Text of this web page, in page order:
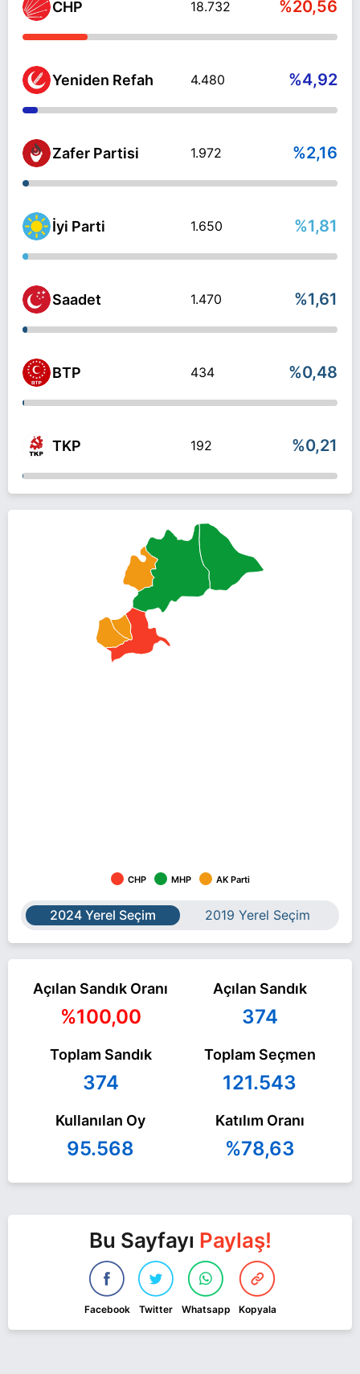
CHP 18.732 %20,56
Yeniden Refah 4.480 %4,92
Zafer Partisi 1.972 %2,16
İyi Parti 1.650 %1,81
Saadet 1.470 %1,61
BTP 434 %0,48
TKP 192 %0,21
CHP MHP AK Parti
2024 Yerel Seçim 2019 Yerel Seçim
Açılan Sandık Oranı
%100,00
Açılan Sandık
374
Toplam Sandık
374
Toplam Seçmen
121.543
Kullanılan Oy
95.568
Katılım Oranı
%78,63
Bu Sayfayı Paylaş!
Facebook Twitter Whatsapp Kopyala